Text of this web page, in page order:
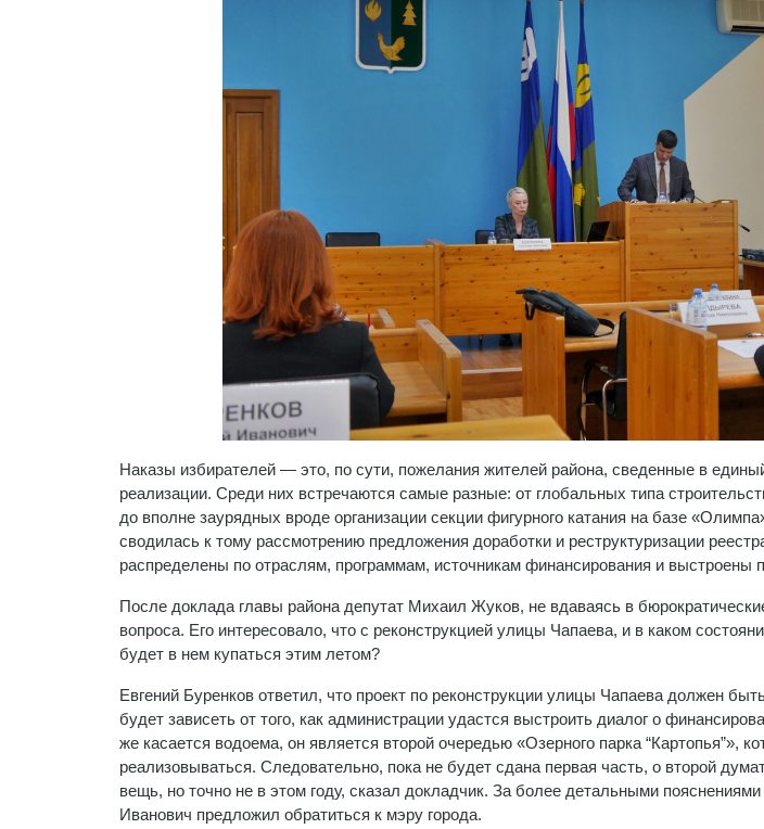
Наказы избирателей — это, по сути, пожелания жителей района, сведенные в
реализации. Среди них встречаются самые разные: от глобальных типа
до вполне заурядных вроде организации секции фигурного катания на базе
сводилась к тому рассмотрению предложения доработки и реструктуризации
распределены по отраслям, программам, источникам финансирования и выстроены
После доклада главы района депутат Михаил Жуков, не вдаваясь в
вопроса. Его интересовало, что с реконструкцией улицы Чапаева, и в каком
будет в нем купаться этим летом?
Евгений Буренков ответил, что проект по реконструкции улицы Чапаева должен
будет зависеть от того, как администрации удастся выстроить диалог о
же касается водоема, он является второй очередью «Озерного парка “Картопья”»,
реализовываться. Следовательно, пока не будет сдана первая часть, о второй
вещь, но точно не в этом году, сказал докладчик. За более детальными
Иванович предложил обратиться к мэру города.